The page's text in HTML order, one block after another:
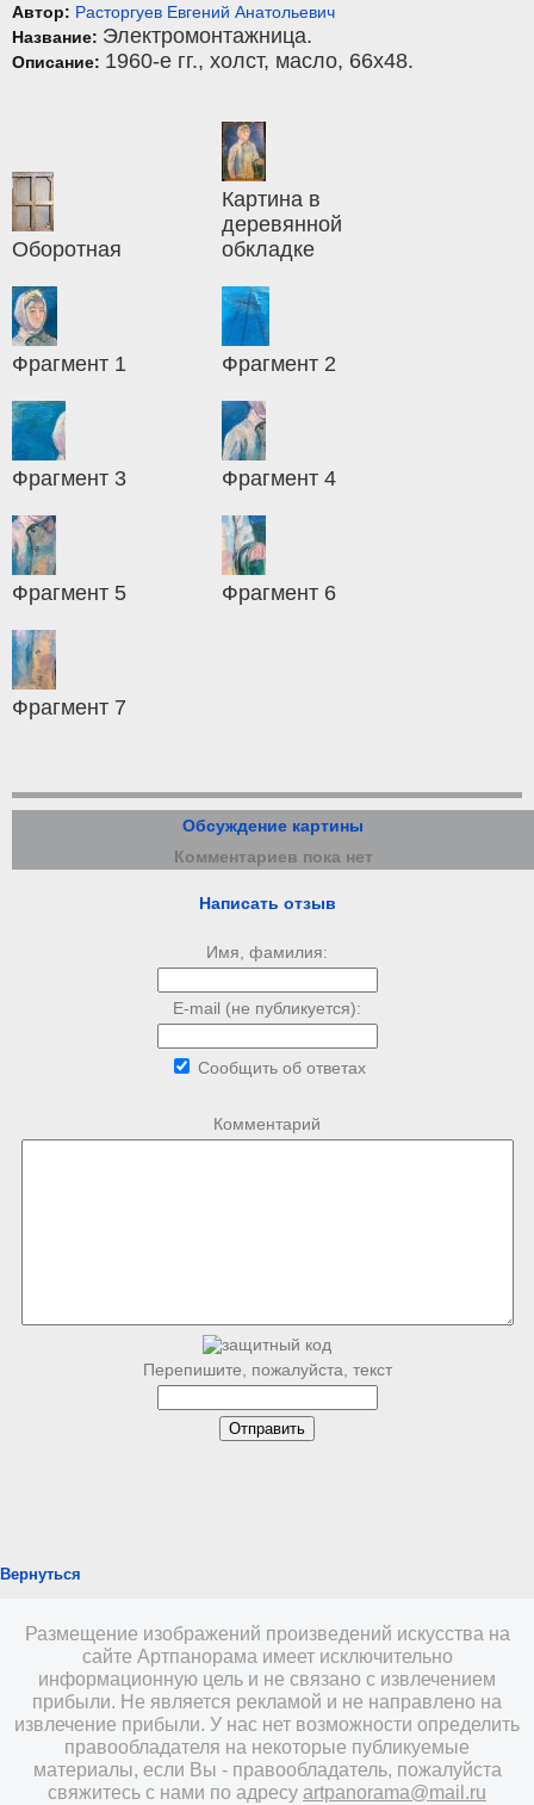
Автор: Расторгуев Евгений Анатольевич
Название: Электромонтажница.
Описание: 1960-е гг., холст, масло, 66x48.
Оборотная
Картина в
деревянной
обкладке
Фрагмент 1 Фрагмент 2
Фрагмент 3 Фрагмент 4
Фрагмент 5 Фрагмент 6
Фрагмент 7
Обсуждение картины
Комментариев пока нет
Написать отзыв
Имя, фамилия:
E-mail (не публикуется):
Сообщить об ответах
Комментарий
Перепишите, пожалуйста, текст
Вернуться
Размещение изображений произведений искусства на
сайте Артпанорама имеет исключительно
информационную цель и не связано с извлечением
прибыли. Не является рекламой и не направлено на
извлечение прибыли. У нас нет возможности определить
правообладателя на некоторые публикуемые
материалы, если Вы - правообладатель, пожалуйста
свяжитесь с нами по адресу artpanorama@mail.ru